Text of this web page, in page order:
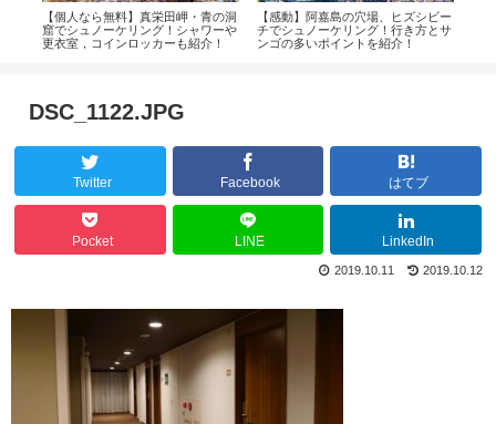
【個人なら無料】真栄田岬・青の洞
窟でシュノーケリング！シャワーや
更衣室，コインロッカーも紹介！
【感動】阿嘉島の穴場、ヒズシビー
チでシュノーケリング！行き方とサ
ンゴの多いポイントを紹介！
DSC_1122.JPG
Twitter Facebook はてブ
Pocket LINE LinkedIn
2019.10.12
2019.10.11